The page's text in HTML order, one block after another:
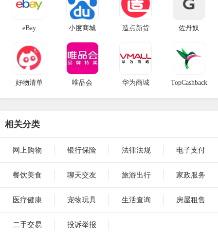
eBay 小度商城 造点新货 佐丹奴
好物清单 唯品会 华为商城 TopCashback
相关分类
网上购物 银行保险 法律法规 电子支付
餐饮美食 聊天交友 旅游出行 家政服务
医疗健康 宠物玩具 生活查询 房屋租售
二手交易 投诉举报